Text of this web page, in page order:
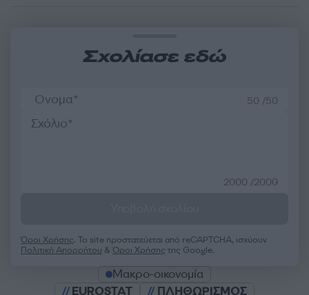
Σχολίασε εδώ
50 /50
2000 /2000
Όροι Χρήσης. Το site προστατεύεται από reCAPTCHA, ισχύουν
Πολιτική Απορρήτου &Όροι Χρήσης της Google.
Μακρο-οικονομία
EUROSTAT
ΠΛΗΘΩΡΙΣΜΟΣ